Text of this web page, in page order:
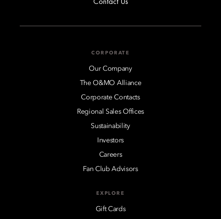
CORPORATE
Our Company
The O&MO Alliance
Corporate Contacts
Regional Sales Offices
Sustainability
Investors
Careers
Fan Club Advisors
EXPLORE
Gift Cards